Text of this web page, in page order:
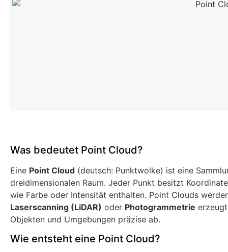
Was bedeutet Point Cloud?
Eine Point Cloud (deutsch: Punktwolke) ist eine
dreidimensionalen Raum. Jeder Punkt besitzt
wie Farbe oder Intensität enthalten. Point Clouds
Laserscanning (LiDAR) oder Photogrammetrie
Objekten und Umgebungen präzise ab.
Wie entsteht eine Point Cloud?